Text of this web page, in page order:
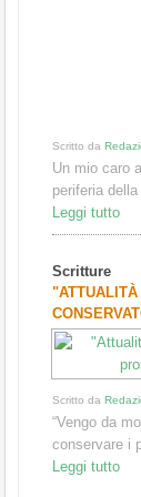
Scritto da
Un mio caro
periferia
Leggi tutto
Scritture
Scritto da
“Vengo da
conservare i
Leggi tutto